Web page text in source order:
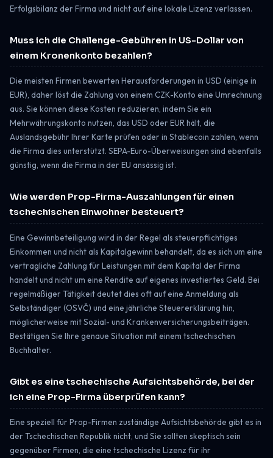
Erfolgsbilanz der Firma und nicht auf eine lokale Lizenz verlassen.
Muss ich die Challenge-Gebühren in US-Dollar von
einem Kronenkonto bezahlen?
Die meisten Firmen bewerten Herausforderungen in USD (einige in
EUR), daher löst die Zahlung von einem CZK-Konto eine Umrechnung
aus. Sie können diese Kosten reduzieren, indem Sie ein
Mehrwährungskonto nutzen, das USD oder EUR hält, die
Auslandsgebühr Ihrer Karte prüfen oder in Stablecoin zahlen, wenn
die Firma dies unterstützt. SEPA-Euro-Überweisungen sind ebenfalls
günstig, wenn die Firma in der EU ansässig ist.
Wie werden Prop-Firma-Auszahlungen für einen
tschechischen Einwohner besteuert?
Eine Gewinnbeteiligung wird in der Regel als steuerpflichtiges
Einkommen und nicht als Kapitalgewinn behandelt, da es sich um eine
vertragliche Zahlung für Leistungen mit dem Kapital der Firma
handelt und nicht um eine Rendite auf eigenes investiertes Geld. Bei
regelmäßiger Tätigkeit deutet dies oft auf eine Anmeldung als
Selbständiger (OSVČ) und eine jährliche Steuererklärung hin,
möglicherweise mit Sozial- und Krankenversicherungsbeiträgen.
Bestätigen Sie Ihre genaue Situation mit einem tschechischen
Buchhalter.
Gibt es eine tschechische Aufsichtsbehörde, bei der
ich eine Prop-Firma überprüfen kann?
Eine speziell für Prop-Firmen zuständige Aufsichtsbehörde gibt es in
der Tschechischen Republik nicht, und Sie sollten skeptisch sein
gegenüber Firmen, die eine tschechische Lizenz für ihr